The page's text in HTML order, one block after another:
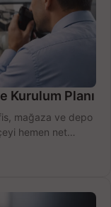
Kurulum Planı
mağaza ve depo
hemen net